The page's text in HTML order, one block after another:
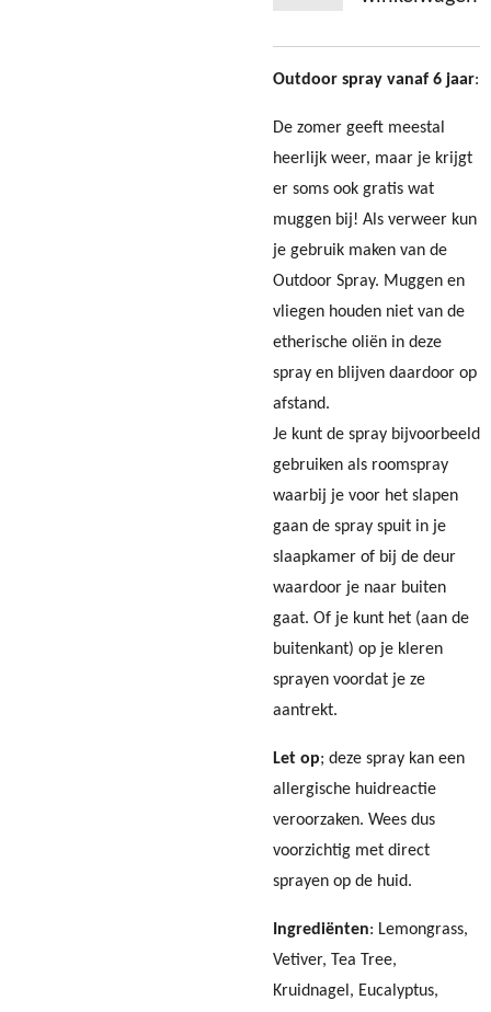
Outdoor spray vanaf 6 jaar:
De zomer geeft meestal
heerlijk weer, maar je krijgt
er soms ook gratis wat
muggen bij! Als verweer kun
je gebruik maken van de
Outdoor Spray. Muggen en
vliegen houden niet van de
etherische oliën in deze
spray en blijven daardoor op
afstand.
Je kunt de spray bijvoorbeeld
gebruiken als roomspray
waarbij je voor het slapen
gaan de spray spuit in je
slaapkamer of bij de deur
waardoor je naar buiten
gaat. Of je kunt het (aan de
buitenkant) op je kleren
sprayen voordat je ze
aantrekt.
Let op; deze spray kan een
allergische huidreactie
veroorzaken. Wees dus
voorzichtig met direct
sprayen op de huid.
Ingrediënten: Lemongrass,
Vetiver, Tea Tree,
Kruidnagel, Eucalyptus,